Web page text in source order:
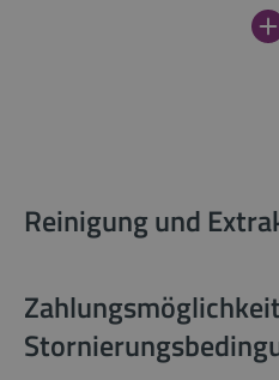
Reinigung und